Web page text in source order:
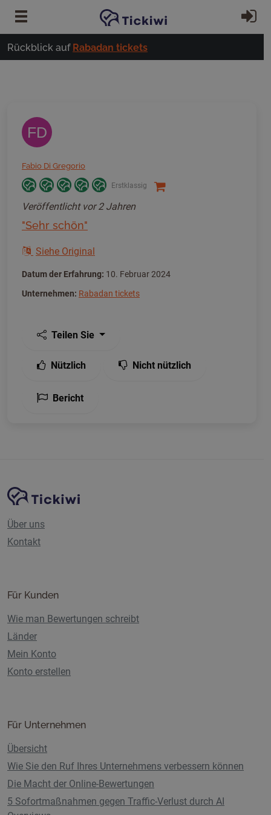
Zum Hauptinhalt springen
Rückblick auf Rabadan tickets
FD
Fabio Di Gregorio
Erstklassig
Veröffentlicht vor 2 Jahren
"Sehr schön"
Siehe Original
Datum der Erfahrung: 10. Februar 2024
Unternehmen: Rabadan tickets
Teilen Sie
Nützlich Nicht nützlich
Bericht
Website-Navigation
Tickiwi-Plattform
Über uns
Kontakt
Für Kunden
Wie man Bewertungen schreibt
Länder
Mein Konto
Konto erstellen
Für Unternehmen
Übersicht
Wie Sie den Ruf Ihres Unternehmens verbessern können
Die Macht der Online-Bewertungen
5 Sofortmaßnahmen gegen Traffic-Verlust durch AI